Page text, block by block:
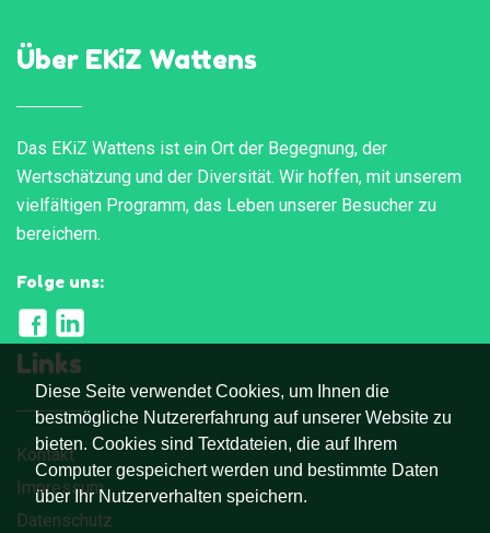
Diese Seite verwendet Cookies, um Ihnen die
bestmögliche Nutzererfahrung auf unserer Website zu
bieten. Cookies sind Textdateien, die auf Ihrem
Computer gespeichert werden und bestimmte Daten
über Ihr Nutzerverhalten speichern.
Über EKiZ Wattens
Das EKiZ Wattens ist ein Ort der Begegnung, der
Wertschätzung und der Diversität. Wir hoffen, mit unserem
vielfältigen Programm, das Leben unserer Besucher zu
bereichern.
Folge uns:
Links
Kontakt
Impressum
Datenschutz